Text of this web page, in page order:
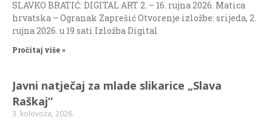
SLAVKO BRATIĆ: DIGITAL ART 2. – 16. rujna 2026. Matica
hrvatska – Ogranak Zaprešić Otvorenje izložbe: srijeda, 2.
rujna 2026. u 19 sati Izložba Digital
Pročitaj više »
Javni natječaj za mlade slikarice „Slava
Raškaj“
3. kolovoza, 2026.